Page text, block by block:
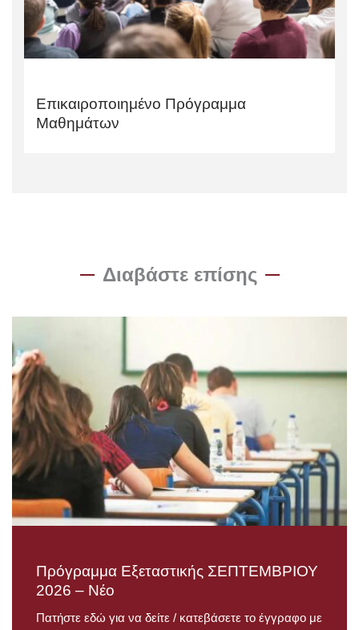
Επικαιροποιημένο Πρόγραμμα
Μαθημάτων
Διαβάστε επίσης
Πρόγραμμα Εξεταστικής ΣΕΠΤΕΜΒΡΙΟΥ
2026 – Νέο
Πατήστε εδώ για να δείτε / κατεβάσετε το έγγραφο με